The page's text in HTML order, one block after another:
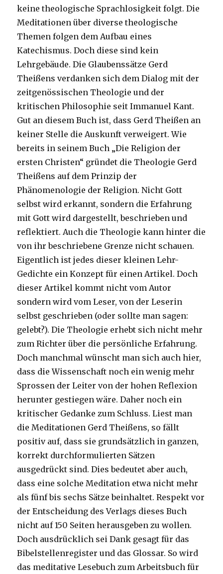
keine theologische Sprachlosigkeit folgt. Die
Meditationen über diverse theologische
Themen folgen dem Aufbau eines
Katechismus. Doch diese sind kein
Lehrgebäude. Die Glaubenssätze Gerd
Theißens verdanken sich dem Dialog mit der
zeitgenössischen Theologie und der
kritischen Philosophie seit Immanuel Kant.
Gut an diesem Buch ist, dass Gerd Theißen an
keiner Stelle die Auskunft verweigert. Wie
bereits in seinem Buch „Die Religion der
ersten Christen“ gründet die Theologie Gerd
Theißens auf dem Prinzip der
Phänomenologie der Religion. Nicht Gott
selbst wird erkannt, sondern die Erfahrung
mit Gott wird dargestellt, beschrieben und
reflektiert. Auch die Theologie kann hinter die
von ihr beschriebene Grenze nicht schauen.
Eigentlich ist jedes dieser kleinen Lehr-
Gedichte ein Konzept für einen Artikel. Doch
dieser Artikel kommt nicht vom Autor
sondern wird vom Leser, von der Leserin
selbst geschrieben (oder sollte man sagen:
gelebt?). Die Theologie erhebt sich nicht mehr
zum Richter über die persönliche Erfahrung.
Doch manchmal wünscht man sich auch hier,
dass die Wissenschaft noch ein wenig mehr
Sprossen der Leiter von der hohen Reflexion
herunter gestiegen wäre. Daher noch ein
kritischer Gedanke zum Schluss. Liest man
die Meditationen Gerd Theißens, so fällt
positiv auf, dass sie grundsätzlich in ganzen,
korrekt durchformulierten Sätzen
ausgedrückt sind. Dies bedeutet aber auch,
dass eine solche Meditation etwa nicht mehr
als fünf bis sechs Sätze beinhaltet. Respekt vor
der Entscheidung des Verlags dieses Buch
nicht auf 150 Seiten herausgeben zu wollen.
Doch ausdrücklich sei Dank gesagt für das
Bibelstellenregister und das Glossar. So wird
das meditative Lesebuch zum Arbeitsbuch für